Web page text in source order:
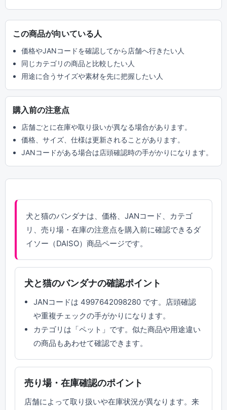
この商品が向いている人
価格やJANコードを確認してから店舗へ行きたい人
同じカテゴリの商品と比較したい人
用途に合うサイズや素材を先に把握したい人
購入前の注意点
店舗ごとに在庫や取り扱いが異なる場合があります。
価格、サイズ、仕様は更新されることがあります。
JANコードがある場合は店頭確認時の手がかりになります。
犬と猫のバンダナは、価格、JANコード、カテゴ
リ、売り場・在庫の注意点を購入前に確認できるダ
イソー（DAISO）商品ページです。
犬と猫のバンダナの確認ポイント
JANコードは 4997642098280 です。店頭確認
や重複チェックの手がかりになります。
カテゴリは「ペット」です。似た商品や用途違い
の商品もあわせて確認できます。
売り場・在庫確認のポイント
店舗によって取り扱いや在庫状況が異なります。来